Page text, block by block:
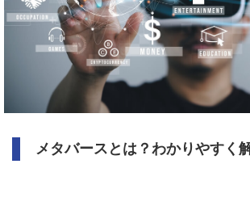
メタバースとは？わかりやすく